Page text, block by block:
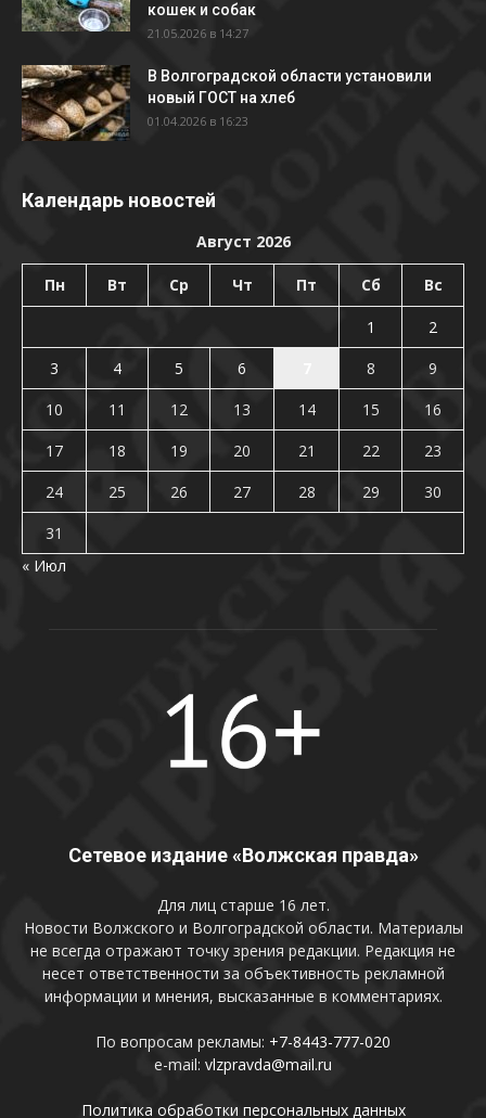
кошек и собак
21.05.2026 в 14:27
В Волгоградской области установили
новый ГОСТ на хлеб
01.04.2026 в 16:23
Календарь новостей
Август 2026
Пн Вт Ср Чт Пт Сб Вс
1
2
3
4 5 6 8
9
10
11 12 13 14 15
16
17
18 19 20 21 22
23
24
25 26 27 28 29
30
31
« Июл
Сетевое издание «Волжская правда»
Для лиц старше 16 лет.
Новости Волжского и Волгоградской области. Материалы
не всегда отражают точку зрения редакции. Редакция не
несет ответственности за объективность рекламной
информации и мнения, высказанные в комментариях.
По вопросам рекламы: +7-8443-777-020
e-mail: vlzpravda@mail.ru
Политика обработки персональных данных